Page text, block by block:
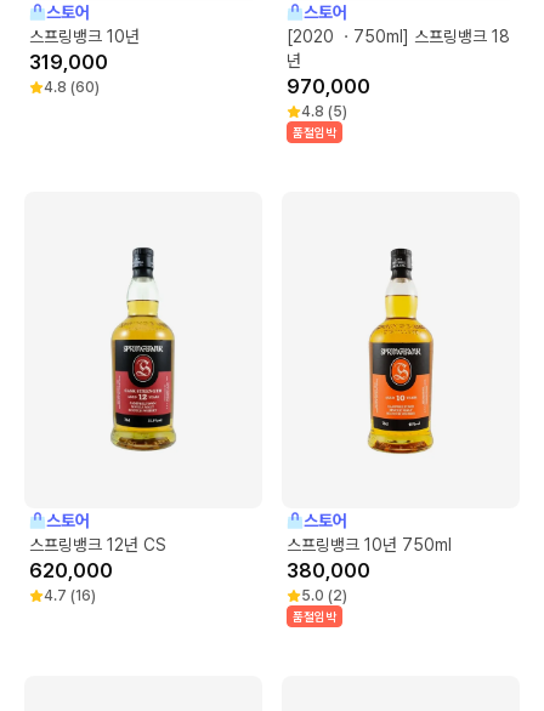
스토어
스프링뱅크 10년
319,000
4.8 (60)
스토어
[2020 ㆍ750ml] 스프링뱅크 18
년
970,000
4.8 (5)
품절임박
스토어
스프링뱅크 12년 CS
620,000
4.7 (16)
스토어
스프링뱅크 10년 750ml
380,000
5.0 (2)
품절임박